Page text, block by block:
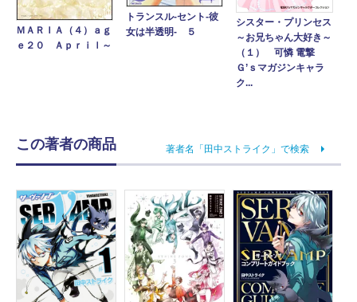
ＭＡＲＩＡ（４）ａｇ
ｅ２０ Ａｐｒｉｌ～
トランスル‐セント‐彼
女は半透明‐ ５
シスター・プリンセス
～お兄ちゃん大好き～
（１） 可憐 電撃
Ｇ’ｓマガジンキャラ
ク...
この著者の商品 著者名「田中ストライク」で検索